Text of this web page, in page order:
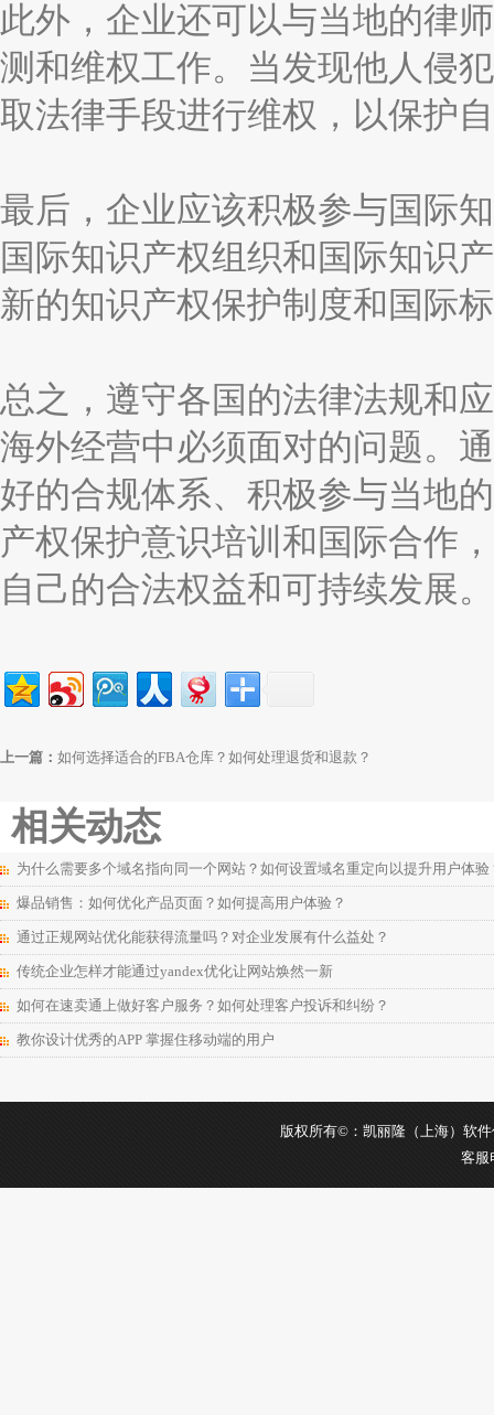
此外，企业还可以与当地的律
测和维权工作。当发现他人侵
取法律手段进行维权，以保护
最后，企业应该积极参与国际
国际知识产权组织和国际知识
新的知识产权保护制度和国际
总之，遵守各国的法律法规和
海外经营中必须面对的问题。
好的合规体系、积极参与当地
产权保护意识培训和国际合作
自己的合法权益和可持续发展。
上一篇： 如何选择适合的FBA仓库？如何处理退货和退款？
相关动态
为什么需要多个域名指向同一个网站？如何设置域名重定向以提升用户体验
爆品销售：如何优化产品页面？如何提高用户体验？
通过正规网站优化能获得流量吗？对企业发展有什么益处？
传统企业怎样才能通过yandex优化让网站焕然一新
如何在速卖通上做好客户服务？如何处理客户投诉和纠纷？
教你设计优秀的APP 掌握住移动端的用户
版权所有©：凯丽隆（上海）软
客服